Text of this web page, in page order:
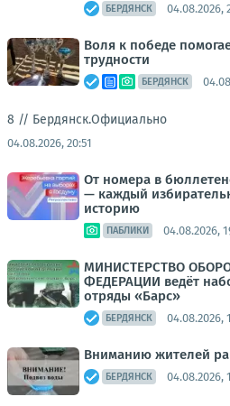
БЕРДЯНСК 04.08.2026,
Воля к победе
трудности
БЕРДЯНСК
8 // Бердянск.Официально
04.08.2026, 20:51
От номера в
— каждый
историю
ПАБЛИКИ 04.08.2026,
МИНИСТЕРСТВО
ФЕДЕРАЦИИ ведёт
отряды «Барс»
БЕРДЯНСК 04.08.2026,
Вниманию жителей
БЕРДЯНСК 04.08.2026,